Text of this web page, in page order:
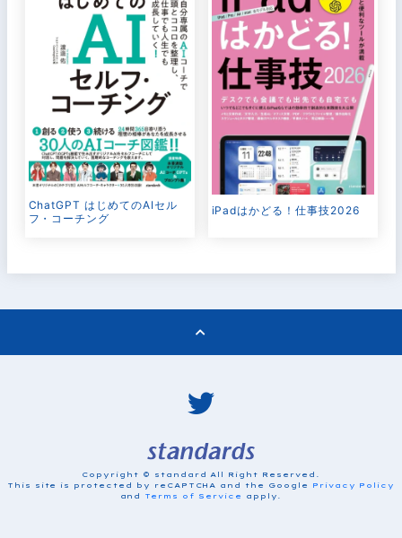
ChatGPT はじめてのAIセル
フ・コーチング
iPadはかどる！仕事技2026
Copyright © standard All Right Reserved.
This site is protected by reCAPTCHA and the Google
Privacy Policy
and Terms of Service apply.